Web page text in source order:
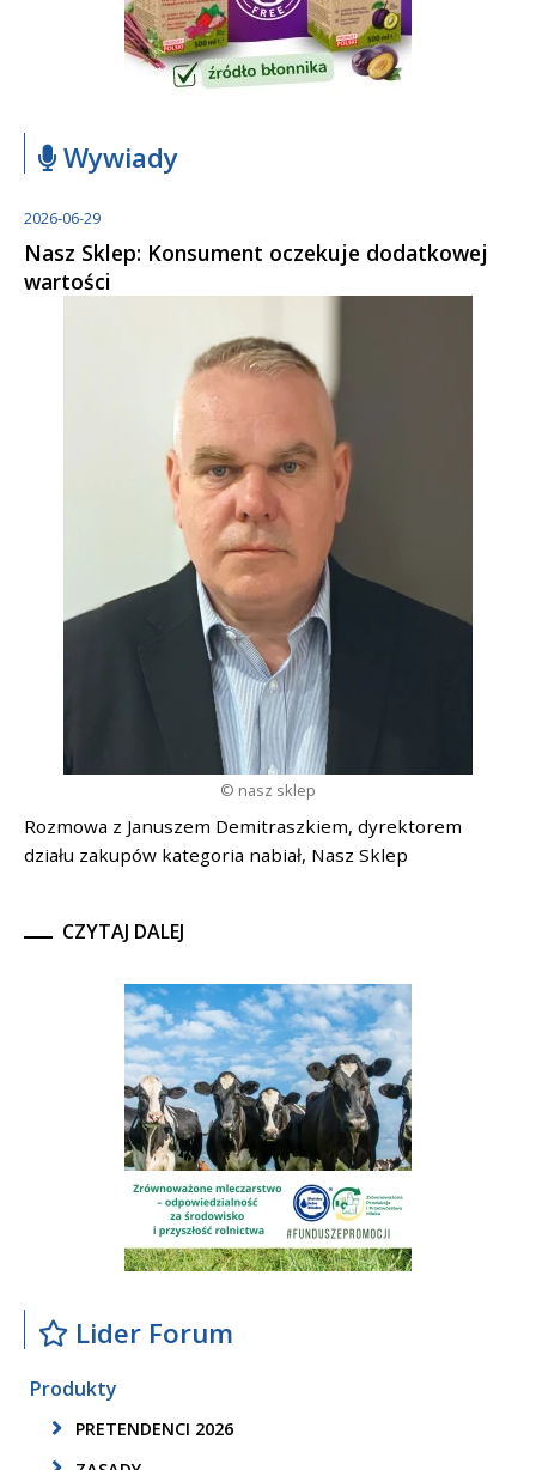
Wywiady
2026-06-29
Nasz Sklep: Konsument oczekuje dodatkowej
wartości
© nasz sklep
Rozmowa z Januszem Demitraszkiem, dyrektorem
działu zakupów kategoria nabiał, Nasz Sklep
CZYTAJ DALEJ
Lider Forum
Produkty
PRETENDENCI 2026